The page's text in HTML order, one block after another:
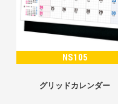
NS105
グリッドカレンダー